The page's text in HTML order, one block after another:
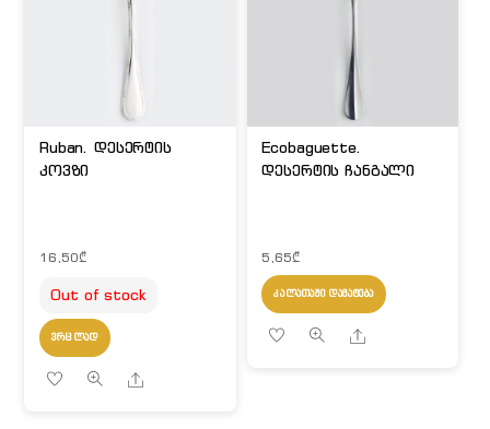
Ruban. დესერტის
კოვზი
16,50₾
Out of stock
ᲕᲠᲪᲚᲐᲓ
Share
Ecobaguette.
დესერტის ჩანგალი
5,65₾
ᲙᲐᲚᲐᲗᲐᲨᲘ ᲓᲐᲛᲐᲢᲔᲑᲐ
Share